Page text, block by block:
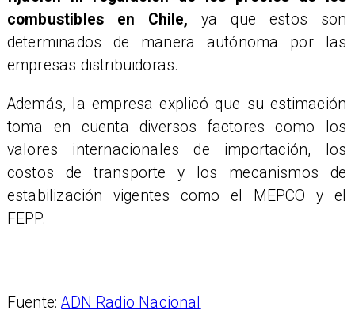
combustibles en Chile, ya que estos son
determinados de manera autónoma por las
empresas distribuidoras.
Además, la empresa explicó que su estimación
toma en cuenta diversos factores como los
valores internacionales de importación, los
costos de transporte y los mecanismos de
estabilización vigentes como el MEPCO y el
FEPP.
Fuente:ADN Radio Nacional